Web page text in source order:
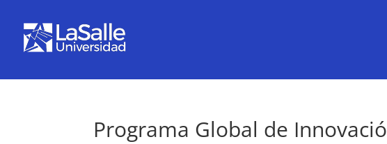
Programa Global de